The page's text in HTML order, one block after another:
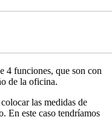
4 funciones, que son con
de la oficina.
las medidas de
En este caso tendríamos